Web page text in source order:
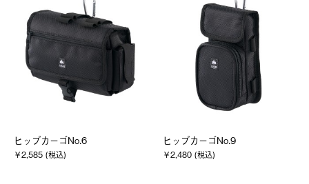
ヒップカーゴNo.6
￥2,585 (税込)
ヒップカーゴNo.9
￥2,480 (税込)